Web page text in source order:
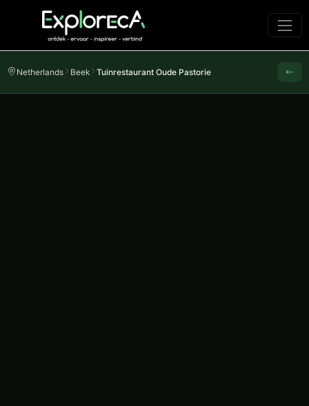
Netherlands Beek Tuinrestaurant Oude Pastorie